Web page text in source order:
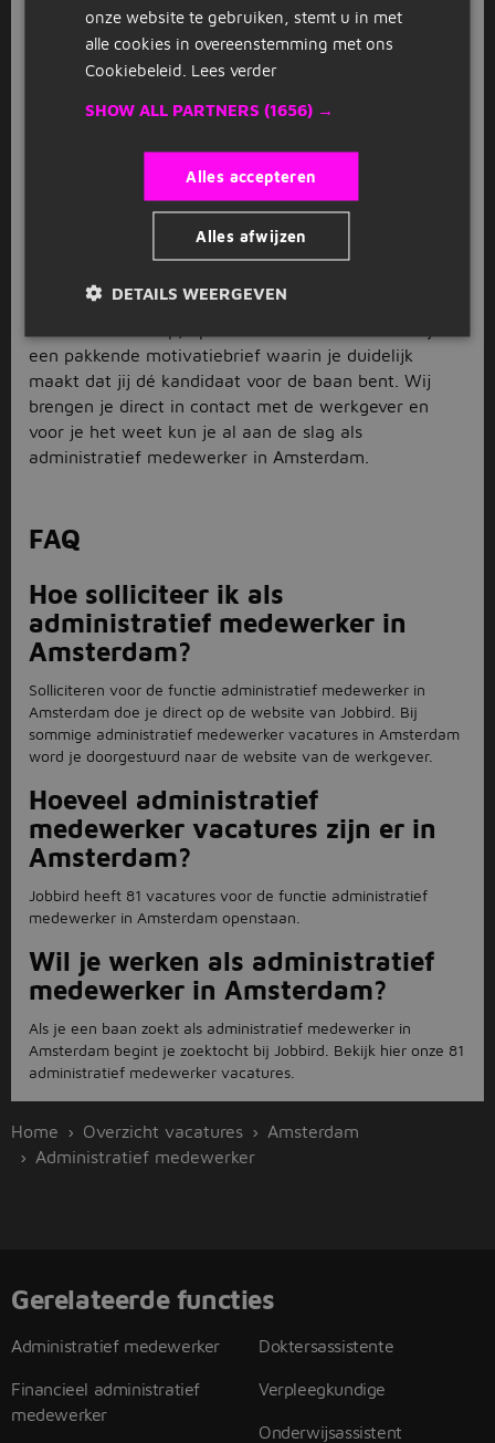
administratief medewerker in Amsterdam of je
richten op de klantenservice met een baan bij de
gemeente. De vacatures van Jobbird zijn van alle
zoek bent en wij helpen je het te vinden.
Eenvoudig solliciteren met
Jobbird
Heb jij een leuke vacature voor administratief
anders er met jouw droombaan vandoor gaat. Klik op
een pakkende motivatiebrief waarin je duidelijk
maakt dat jij dé kandidaat voor de baan bent. Wij
brengen je direct in contact met de werkgever en
voor je het weet kun je al aan de slag als
administratief medewerker in Amsterdam.
FAQ
Hoe solliciteer ik als
administratief medewerker in
Amsterdam?
Solliciteren voor de functie administratief medewerker in
Amsterdam doe je direct op de website van Jobbird. Bij
sommige administratief medewerker vacatures in Amsterdam
word je doorgestuurd naar de website van de werkgever.
Hoeveel administratief
medewerker vacatures zijn er in
Amsterdam?
Jobbird heeft 81 vacatures voor de functie administratief
medewerker in Amsterdam openstaan.
Wil je werken als administratief
medewerker in Amsterdam?
Als je een baan zoekt als administratief medewerker in
Amsterdam begint je zoektocht bij Jobbird. Bekijk hier onze 81
administratief medewerker vacatures.
Home Overzicht vacatures
Amsterdam
Administratief medewerker
Gerelateerde functies
Administratief medewerker
Financieel administratief
medewerker
Doktersassistente
Verpleegkundige
Onderwijsassistent
onze website te gebruiken, stemt u in met
alle cookies in overeenstemming met ons
Cookiebeleid. Lees verder
SHOW ALL PARTNERS (1656) →
Alles accepteren
Alles afwijzen
DETAILS WEERGEVEN